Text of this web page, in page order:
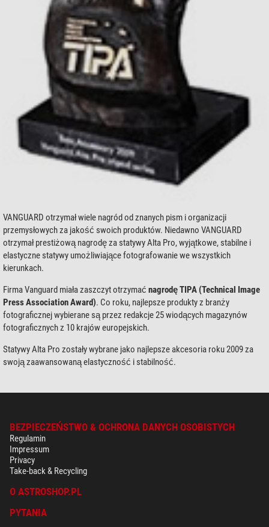
VANGUARD otrzymał wiele nagród od znanych pism i organizacji
przemysłowych za jakość swoich produktów. Niedawno VANGUARD
otrzymał prestiżową nagrodę za statywy Alta Pro, wyjątkowe, stabilne i
elastyczne statywy umożliwiające fotografowanie we wszystkich
kierunkach.
Firma Vanguard miała zaszczyt otrzymać nagrodę TIPA (Technical Image
Press Association Award). Co roku, najlepsze produkty z branży
fotograficznej wybierane są przez redakcje 25 wiodących magazynów
fotograficznych z 10 krajów europejskich.
Statywy Alta Pro zostały wybrane jako najlepsze akcesoria roku 2009 za
swoją zaawansowaną elastyczność i stabilność.
BEZPIECZEŃSTWO & OCHRONA DANYCH OSOBISTYCH
Regulamin
Impressum
Privacy
Take-back & Recycling
O ASTROSHOP.PL
PYTANIA